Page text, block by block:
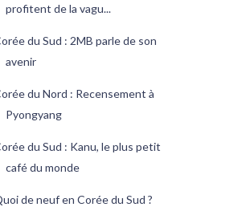
profitent de la vagu...
du Sud : 2MB parle de son
avenir
du Nord : Recensement à
Pyongyang
du Sud : Kanu, le plus petit
café du monde
de neuf en Corée du Sud ?